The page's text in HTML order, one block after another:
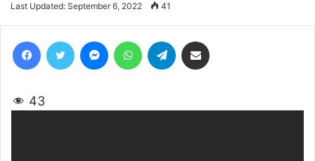
Last Updated: September 6, 2022 41
43